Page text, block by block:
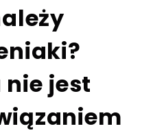
nie jest